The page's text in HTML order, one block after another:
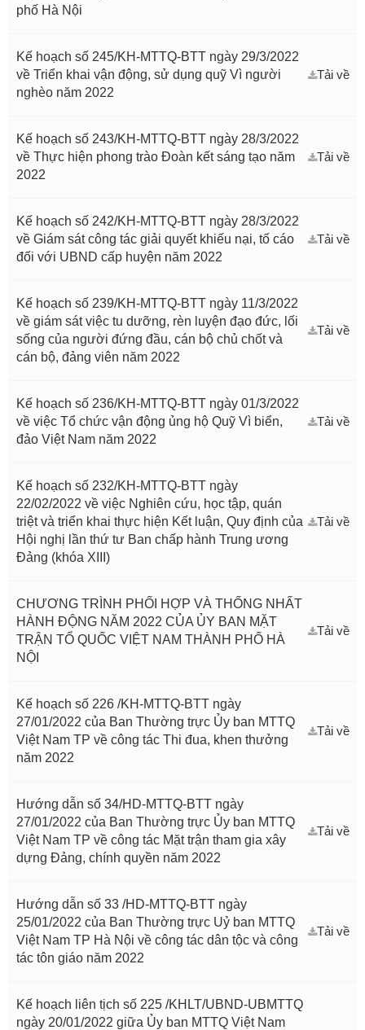
phố Hà Nội
Kế hoạch số 245/KH-MTTQ-BTT ngày 29/3/2022
về Triển khai vận động, sử dụng quỹ Vì người
nghèo năm 2022
Tải về
Kế hoạch số 243/KH-MTTQ-BTT ngày 28/3/2022
về Thực hiện phong trào Đoàn kết sáng tạo năm
2022
Tải về
Kế hoạch số 242/KH-MTTQ-BTT ngày 28/3/2022
về Giám sát công tác giải quyết khiếu nại, tố cáo
đối với UBND cấp huyện năm 2022
Tải về
Kế hoạch số 239/KH-MTTQ-BTT ngày 11/3/2022
về giám sát việc tu dưỡng, rèn luyện đạo đức, lối
sống của người đứng đầu, cán bộ chủ chốt và
cán bộ, đảng viên năm 2022
Tải về
Kế hoạch số 236/KH-MTTQ-BTT ngày 01/3/2022
về việc Tổ chức vận động ủng hộ Quỹ Vì biển,
đảo Việt Nam năm 2022
Tải về
Kế hoạch số 232/KH-MTTQ-BTT ngày
22/02/2022 về việc Nghiên cứu, học tập, quán
triệt và triển khai thực hiện Kết luận, Quy định của
Hội nghị lần thứ tư Ban chấp hành Trung ương
Đảng (khóa XIII)
Tải về
CHƯƠNG TRÌNH PHỐI HỢP VÀ THỐNG NHẤT
HÀNH ĐỘNG NĂM 2022 CỦA ỦY BAN MẶT
TRẬN TỔ QUỐC VIỆT NAM THÀNH PHỐ HÀ
NỘI
Tải về
Kế hoạch số 226 /KH-MTTQ-BTT ngày
27/01/2022 của Ban Thường trực Ủy ban MTTQ
Việt Nam TP về công tác Thi đua, khen thưởng
năm 2022
Tải về
Hướng dẫn số 34/HD-MTTQ-BTT ngày
27/01/2022 của Ban Thường trực Ủy ban MTTQ
Việt Nam TP về công tác Mặt trận tham gia xây
dựng Đảng, chính quyền năm 2022
Tải về
Hướng dẫn số 33 /HD-MTTQ-BTT ngày
25/01/2022 của Ban Thường trực Uỷ ban MTTQ
Việt Nam TP Hà Nội về công tác dân tộc và công
tác tôn giáo năm 2022
Tải về
Kế hoạch liên tịch số 225 /KHLT/UBND-UBMTTQ
ngày 20/01/2022 giữa Ủy ban MTTQ Việt Nam